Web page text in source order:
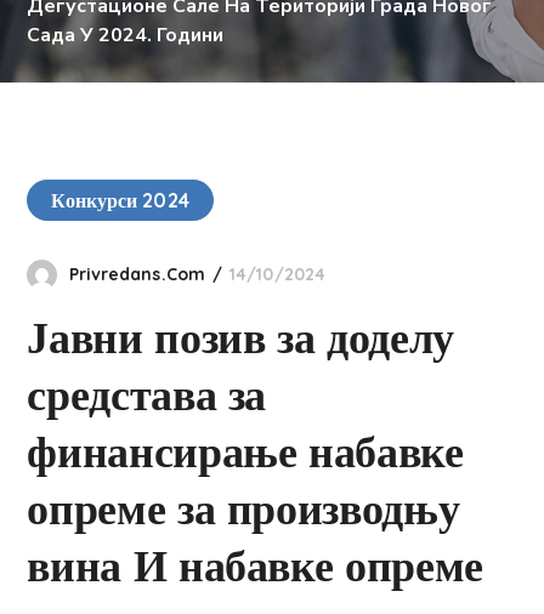
Дегустационе Сале На Територији Града Новог
Сада У 2024. Години
Конкурси 2024
Privredans.com 14/10/2024
Јавни позив за доделу
средстава за
финансирање набавке
опреме за производњу
вина И набавке опреме